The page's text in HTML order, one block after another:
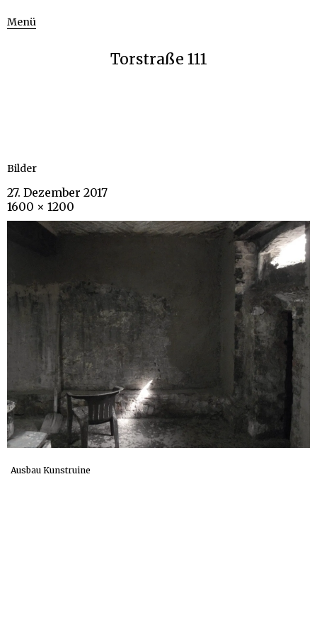
Menü
Torstraße 111
Bilder
27. Dezember 2017
1600 × 1200
Ausbau Kunstruine